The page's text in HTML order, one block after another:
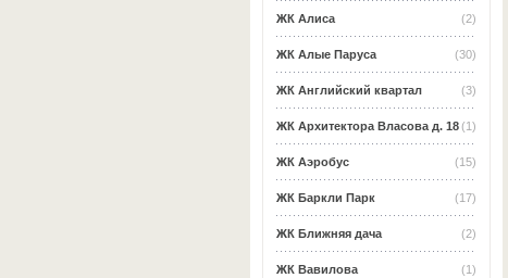
(2)
ЖК Алиса
(30)
ЖК Алые Паруса
(3)
ЖК Английский квартал
(1)
ЖК Архитектора Власова д. 18
(15)
ЖК Аэробус
(17)
ЖК Баркли Парк
(2)
ЖК Ближняя дача
(1)
ЖК Вавилова